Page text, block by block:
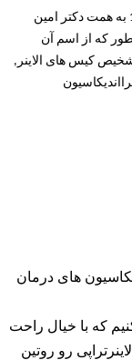
لاینر باز پادکست دندانپزشکی است که در خرداد 1401 به همت دکتر امین
که از اسم آن
کیس های الاینر,
های درمان
کنیم که با خیال راحت
رو روتین